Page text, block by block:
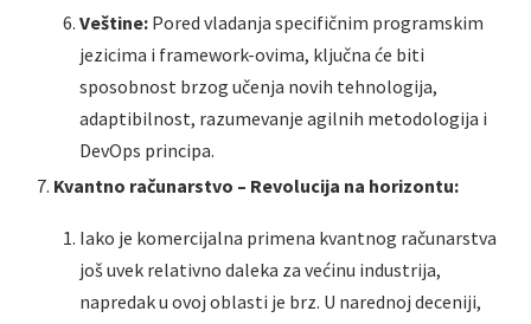
Veštine: Pored vladanja specifičnim programskim
jezicima i framework-ovima, ključna će biti
sposobnost brzog učenja novih tehnologija,
adaptibilnost, razumevanje agilnih metodologija i
DevOps principa.
Kvantno računarstvo – Revolucija na horizontu:
Iako je komercijalna primena kvantnog računarstva
još uvek relativno daleka za većinu industrija,
napredak u ovoj oblasti je brz. U narednoj deceniji,